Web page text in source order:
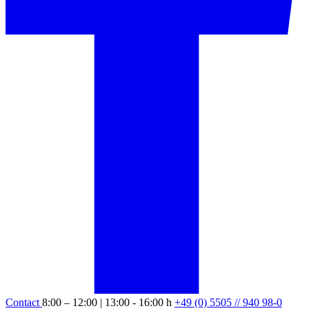
Contact 8:00 – 12:00 | 13:00 - 16:00 h +49 (0) 5505 // 940 98-0